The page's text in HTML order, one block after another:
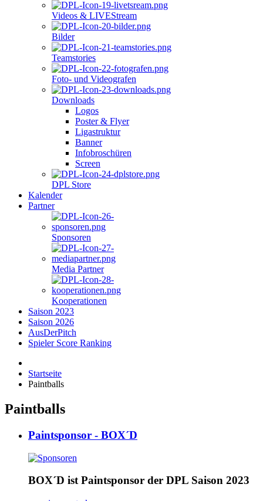
Videos & LIVEStream
Bilder
Teamstories
Foto- und Videografen
Downloads
Logos
Poster & Flyer
Ligastruktur
Banner
Infobroschüren
Screen
DPL Store
Kalender
Partner
Sponsoren
Media Partner
Kooperationen
Saison 2023
Saison 2026
AusDerPitch
Spieler Score Ranking
Startseite
Paintballs
Paintballs
Paintsponsor - BOX´D
BOX´D ist Paintsponsor der DPL Saison 2023